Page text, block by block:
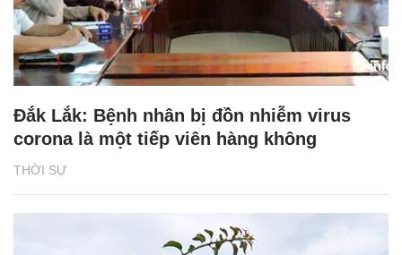
THỜI SỰ
Đắk Lắk: Bệnh nhân bị đồn nhiễm virus
corona là một tiếp viên hàng không